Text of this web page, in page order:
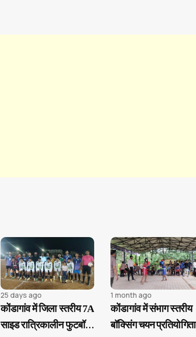
25 days ago
कोंडागांव में जिला स्तरीय 7A
साइड रात्रिकालीन फुटबॉल
1 month ago
कोंडागांव में संभाग स्तरीय
बॉक्सिंग चयन प्रतियोगिता